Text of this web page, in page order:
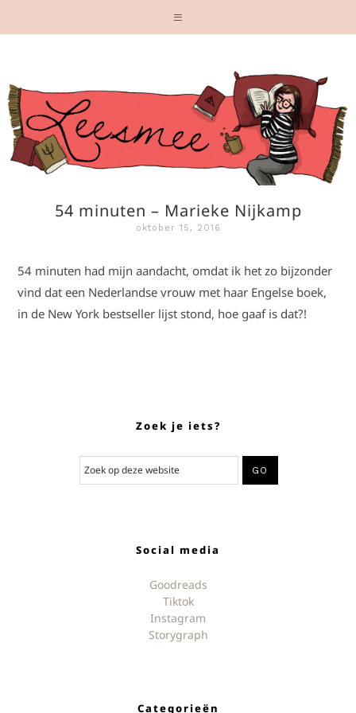
54 minuten – Marieke Nijkamp
oktober 15, 2016
54 minuten had mijn aandacht, omdat ik het zo bijzonder
vind dat een Nederlandse vrouw met haar Engelse boek,
in de New York bestseller lijst stond, hoe gaaf is dat?!
Zoek je iets?
Social media
Goodreads
Tiktok
Instagram
Storygraph
Categorieën